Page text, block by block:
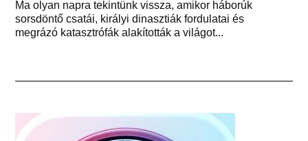
Ma olyan napra tekintünk vissza, amikor háborúk
sorsdöntő csatái, királyi dinasztiák fordulatai és
megrázó katasztrófák alakították a világot...